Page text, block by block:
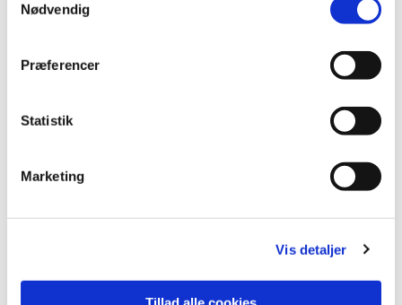
Nødvendig
Præferencer
Statistik
Marketing
Vis detaljer